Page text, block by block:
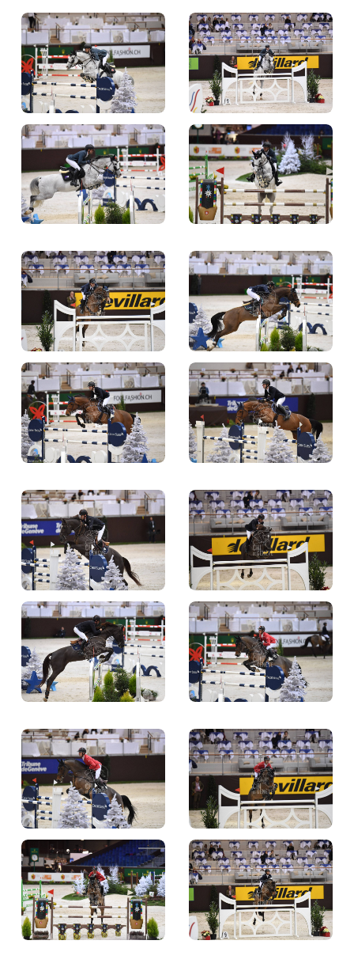
Ce site utilise des cookies à des fins de statistiques,
d’optimisation et de marketing ciblé. En
poursuivant votre visite sur cette page, vous
acceptez l’utilisation des cookies aux fins énoncées
ci-dessus.En savoir plus
J'AI COMPRIS!